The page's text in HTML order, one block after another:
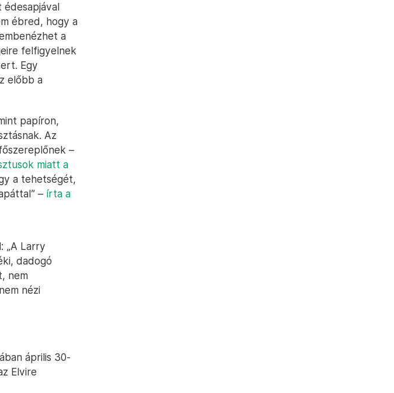
édesapjával
ébred, hogy a
a
felfigyelnek
Egy
előbb a
papíron,
Az
–
miatt a
a tehetségét,
– írta a
„A Larry
dadogó
nem
nézi
április 30-
Elvire